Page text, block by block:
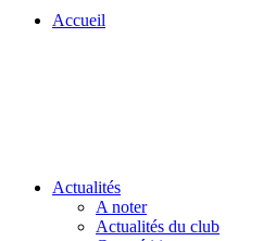
Accueil
Actualités
A noter
Actualités du club